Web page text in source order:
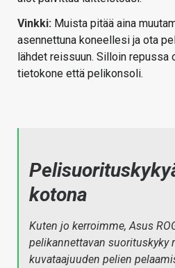
Vinkki: Muista pitää aina
asennettuna koneellesi ja ota
lähdet reissuun. Silloin repussa
tietokone että pelikonsoli.
kotona
Kuten jo kerroimme, Asus
pelikannettavan suorituskyky
kuvataajuuden pelien